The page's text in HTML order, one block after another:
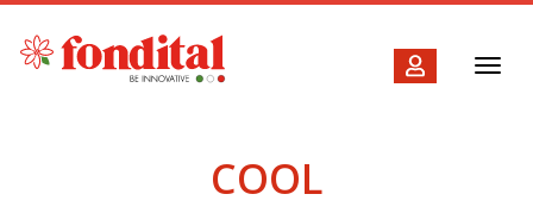
COOL